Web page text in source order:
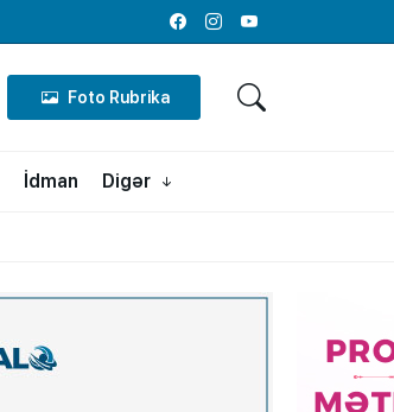
FacebookInstagramYoutube
Foto Rubrika
İdman Digər